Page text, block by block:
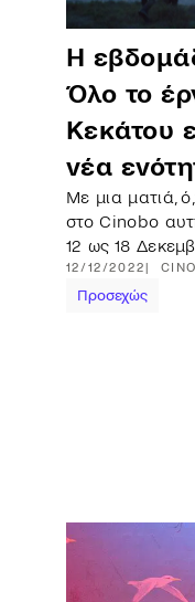
Η
Όλο το
Κεκάτου
νέα
Με μια ματιά,
στο Cinobo
12 ως 18
12/12/2022
Προσεχώς